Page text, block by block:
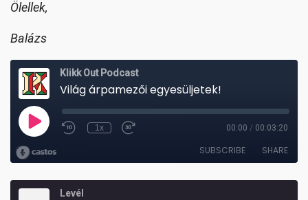
Ölellek,
Balázs
Levél